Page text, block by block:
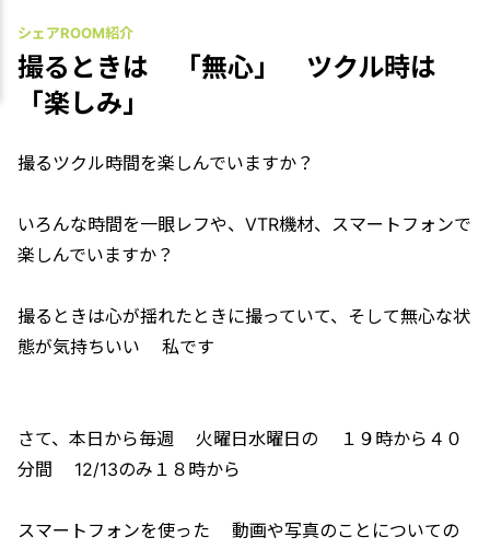
シェアROOM紹介
撮るときは 「無心」 ツクル時は
「楽しみ」
撮るツクル時間を楽しんでいますか？
いろんな時間を一眼レフや、VTR機材、スマートフォンで
楽しんでいますか？
撮るときは心が揺れたときに撮っていて、そして無心な状
態が気持ちいい 私です
さて、本日から毎週 火曜日水曜日の １９時から４０
分間 12/13のみ１８時から
スマートフォンを使った 動画や写真のことについての